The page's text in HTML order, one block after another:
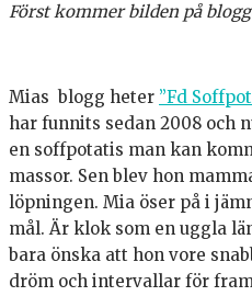
Först kommer bilden på
Mias blogg heter ”Fd
har funnits sedan 2008 och
en soffpotatis man kan
massor. Sen blev hon
löpningen. Mia öser på i
mål. Är klok som en uggla
bara önska att hon vore
dröm och intervallar för